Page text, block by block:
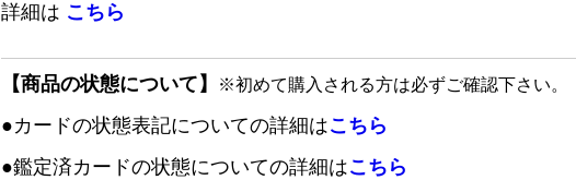
詳細は こちら
【商品の状態について】 ※初めて購入される方は必ずご確認下さい。
●カードの状態表記についての詳細はこちら
●鑑定済カードの状態についての詳細はこちら